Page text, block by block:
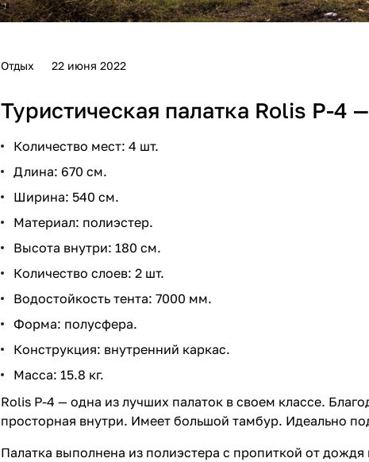
Отдых 22 июня 2022
Туристическая палатка Rolis P-4
Количество мест: 4 шт.
Длина: 670 см.
Ширина: 540 см.
Материал: полиэстер.
Высота внутри: 180 см.
Количество слоев: 2 шт.
Водостойкость тента: 7000 мм.
Форма: полусфера.
Конструкция: внутренний каркас.
Масса: 15.8 кг.
Rolis P-4 — одна из лучших палаток в своем классе.
просторная внутри. Имеет большой тамбур. Идеально
Палатка выполнена из полиэстера с пропиткой от